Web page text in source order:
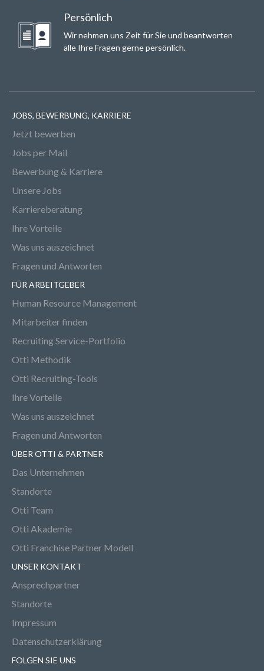
Persönlich
Wir nehmen uns Zeit für Sie und beantworten
alle Ihre Fragen gerne persönlich.
JOBS, BEWERBUNG, KARRIERE
Jetzt bewerben
Jobs per Mail
Bewerbung & Karriere
Unsere Jobs
Karriereberatung
Ihre Vorteile
Was uns auszeichnet
Fragen und Antworten
FÜR ARBEITGEBER
Human Resource Management
Mitarbeiter finden
Recruiting Service-Portfolio
Otti Methodik
Otti Recruiting-Tools
Ihre Vorteile
Was uns auszeichnet
Fragen und Antworten
ÜBER OTTI & PARTNER
Das Unternehmen
Standorte
Otti Team
Otti Akademie
Otti Franchise Partner Modell
UNSER KONTAKT
Ansprechpartner
Standorte
Impressum
Datenschutzerklärung
FOLGEN SIE UNS